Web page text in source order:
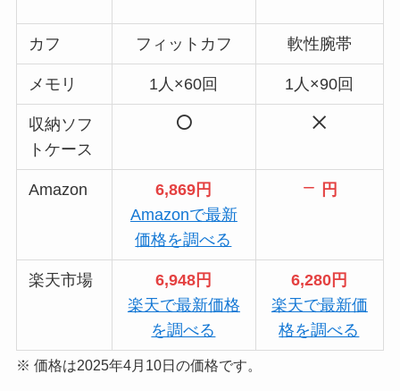
カフ フィットカフ 軟性腕帯
メモリ 1人×60回 1人×90回
収納ソフ
トケース
Amazon
6,869円
Amazonで最新
価格を調べる
円
楽天市場
6,948円
楽天で最新価格
を調べる
6,280円
楽天で最新価
格を調べる
※ 価格は2025年4月10日の価格です。